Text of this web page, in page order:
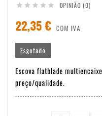
     OPINIÃO (0)
22,35 € COM IVA
Esgotado
Escova flatblade
preço/qualidade.